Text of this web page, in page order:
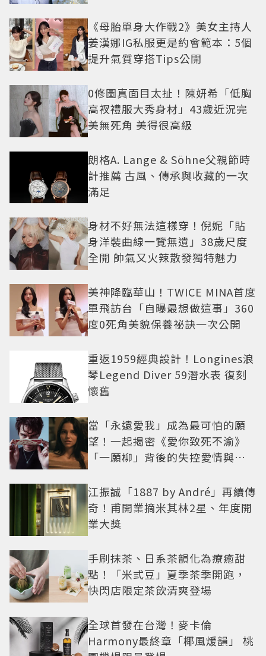
《母胎單身大作戰2》美女主持人
姜漢娜IG私服更是約會範本：5個
提升氣質穿搭Tips公開
0修圖真面目太扯！陳妍希「低胸
高衩禮服大秀身材」43歲近況完
美無死角 美得很高級
朗格A. Lange & Söhne父親節時
計推薦 古風、傳承與收藏的一次
滿足
身材不好無法這樣穿！倪妮「貼
身洋裝曲線一覽無遺」38歲尺度
全開 帥氣又火辣散發獨特魅力
美神降臨華山！TWICE MINA首度
單飛訪台「自曝最想做這事」360
度0死角美貌保養祕訣一次公開
重返1959經典設計！Longines浪
琴Legend Diver 59潛水表 復刻
懷舊
當「永遠愛我」成為最可怕的願
望！一起揭密《愛你致死不渝》
「一願柳」背後的失控愛情與爆
江振誠「1887 by André」再續傳
奇！甫開業摘米其林2星、年度開
業大獎
手刷抹茶、日系茶韻化為療癒甜
點！「米弎豆」夏季茶季開跑，
快閃店限定茶飲清爽登場
全球首發在台灣！麥卡倫
Harmony最終章「椰風煖韻」 桃